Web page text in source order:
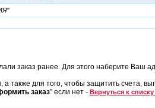
"
заказ ранее. Для этого наберите Ваш
также для того, чтобы защитить счета,
заказ" если нет - Вернуться к списку